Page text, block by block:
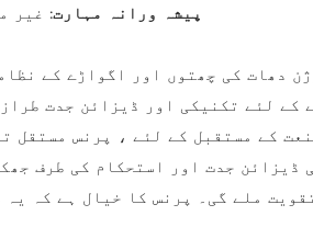
پیشہ ورانہ مہارت: غیر
دھات کی چھتوں اور اگواڑے کے
کے لئے تکنیکی اور ڈیزائن جدت
کے مستقبل کے لئے ، پرنس مستقل
ڈیزائن جدت اور استحکام کی طرف
ملے گی۔ پرنس کا خیال ہے کہ